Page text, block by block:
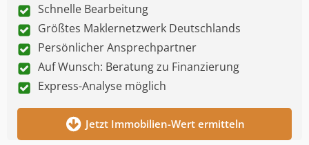
Schnelle Bearbeitung
Größtes Maklernetzwerk Deutschlands
Persönlicher Ansprechpartner
Auf Wunsch: Beratung zu Finanzierung
Express-Analyse möglich
Jetzt Immobilien-Wert ermitteln